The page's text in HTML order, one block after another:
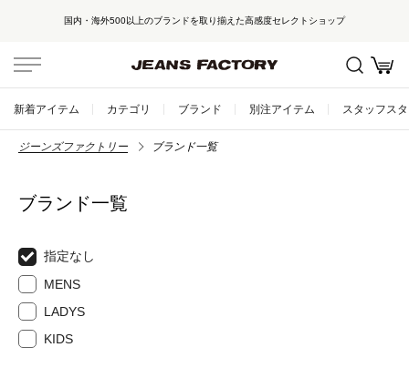
国内・海外500以上のブランドを取り揃えた高感度セレクトショップ
新着アイテム カテゴリ ブランド 別注アイテム スタッフス
ジーンズファクトリー ブランド一覧
ブランド一覧
指定なし
MENS
LADYS
KIDS